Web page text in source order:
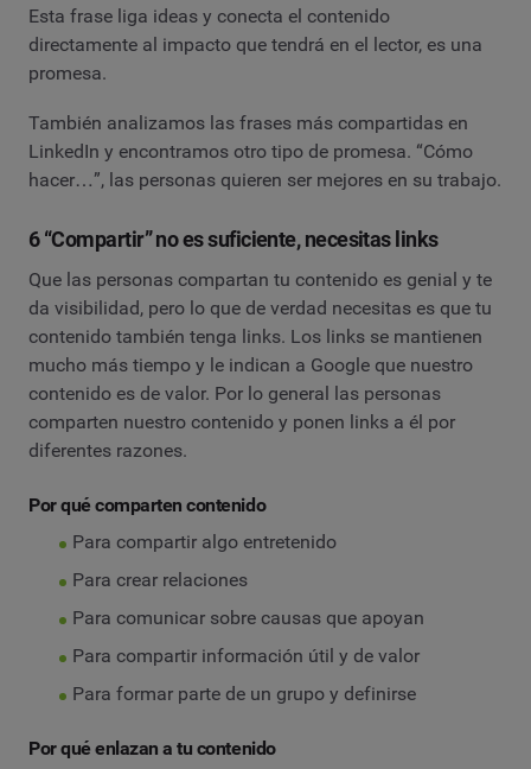
Esta frase liga ideas y conecta el contenido
directamente al impacto que tendrá en el lector, es una
promesa.
También analizamos las frases más compartidas en
LinkedIn y encontramos otro tipo de promesa. “Cómo
hacer…”, las personas quieren ser mejores en su trabajo.
6 “Compartir” no es suficiente, necesitas links
Que las personas compartan tu contenido es genial y te
da visibilidad, pero lo que de verdad necesitas es que tu
contenido también tenga links. Los links se mantienen
mucho más tiempo y le indican a Google que nuestro
contenido es de valor. Por lo general las personas
comparten nuestro contenido y ponen links a él por
diferentes razones.
Por qué comparten contenido
Para compartir algo entretenido
Para crear relaciones
Para comunicar sobre causas que apoyan
Para compartir información útil y de valor
Para formar parte de un grupo y definirse
Por qué enlazan a tu contenido